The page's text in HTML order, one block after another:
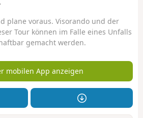
plane voraus. Visorando und der
Tour können im Falle eines Unfalls
gemacht werden.
mobilen App anzeigen